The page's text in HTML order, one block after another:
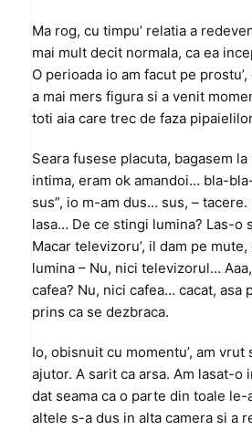
Ma rog, cu timpu’ relatia a
mai mult decit normala, ca ea
O perioada io am facut pe
a mai mers figura si a venit
toti aia care trec de faza
Seara fusese placuta, bagasem
intima, eram ok amandoi… bla-
sus”, io m-am dus… sus, – tacere.
lasa… De ce stingi lumina? Las-o
Macar televizoru’, il dam pe
lumina – Nu, nici televizorul…
cafea? Nu, nici cafea… cacat, asa
prins ca se dezbraca.
Io, obisnuit cu momentu’, am vrut
ajutor. A sarit ca arsa. Am lasat-o
dat seama ca o parte din toale le-
altele s-a dus in alta camera si a